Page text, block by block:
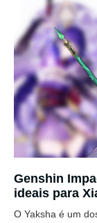
Genshin
ideais para
O Yaksha é um